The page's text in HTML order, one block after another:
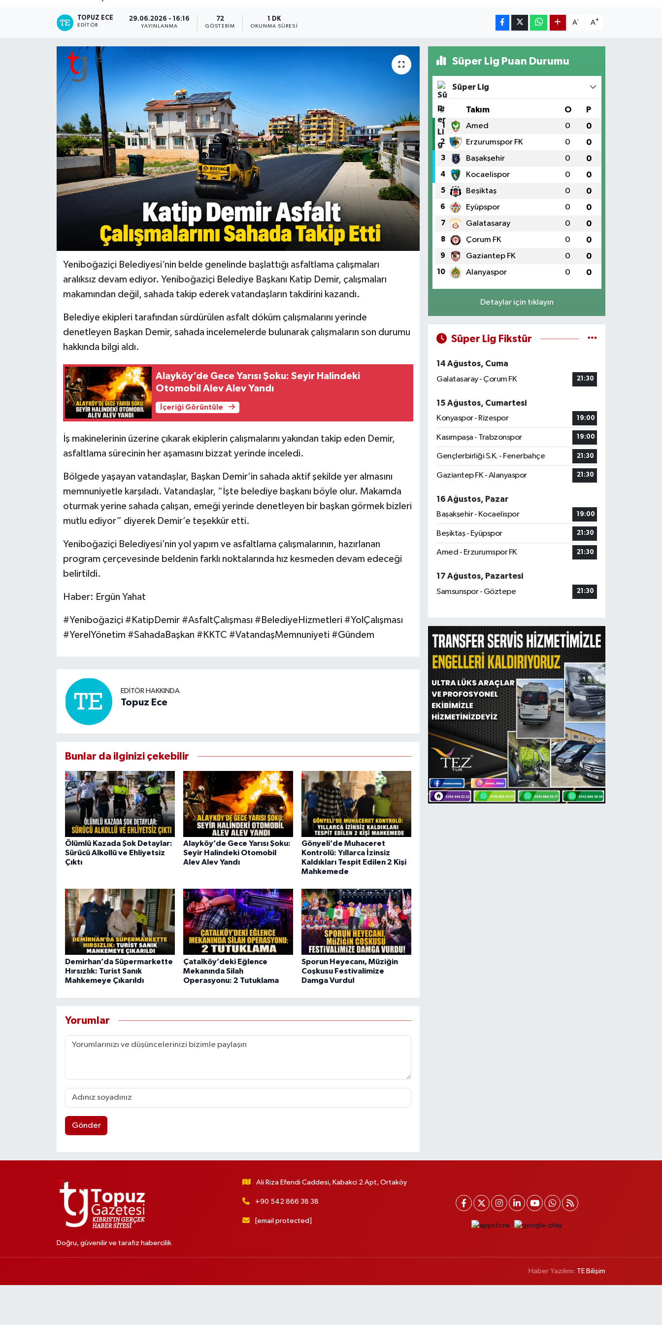
TOPUZ ECE
EDITÖR
29.06.2026 - 16:16
YAYINLANMA
72
GÖSTERIM
1 DK
OKUNMA SÜRESI
A- A+
Yeniboğaziçi Belediyesi’nin belde genelinde başlattığı asfaltlama çalışmaları
aralıksız devam ediyor. Yeniboğaziçi Belediye Başkanı Katip Demir, çalışmaları
makamından değil, sahada takip ederek vatandaşların takdirini kazandı.
Belediye ekipleri tarafından sürdürülen asfalt döküm çalışmalarını yerinde
denetleyen Başkan Demir, sahada incelemelerde bulunarak çalışmaların son durumu
hakkında bilgi aldı.
Alayköy’de Gece Yarısı Şoku: Seyir Halindeki
Otomobil Alev Alev Yandı
İçeriği Görüntüle
İş makinelerinin üzerine çıkarak ekiplerin çalışmalarını yakından takip eden Demir,
asfaltlama sürecinin her aşamasını bizzat yerinde inceledi.
Bölgede yaşayan vatandaşlar, Başkan Demir’in sahada aktif şekilde yer almasını
memnuniyetle karşıladı. Vatandaşlar, “İşte belediye başkanı böyle olur. Makamda
oturmak yerine sahada çalışan, emeği yerinde denetleyen bir başkan görmek bizleri
mutlu ediyor” diyerek Demir’e teşekkür etti.
Yeniboğaziçi Belediyesi’nin yol yapım ve asfaltlama çalışmalarının, hazırlanan
program çerçevesinde beldenin farklı noktalarında hız kesmeden devam edeceği
belirtildi.
Haber: Ergün Yahat
#Yeniboğaziçi #KatipDemir #AsfaltÇalışması #BelediyeHizmetleri #YolÇalışması
#YerelYönetim #SahadaBaşkan #KKTC #VatandaşMemnuniyeti #Gündem
EDITÖR HAKKINDA
Topuz Ece
Bunlar da ilginizi çekebilir
Ölümlü Kazada Şok Detaylar:
Sürücü Alkollü ve Ehliyetsiz
Çıktı
Alayköy’de Gece Yarısı Şoku:
Seyir Halindeki Otomobil
Alev Alev Yandı
Gönyeli’de Muhaceret
Kontrolü: Yıllarca İzinsiz
Kaldıkları Tespit Edilen 2 Kişi
Mahkemede
Demirhan’da Süpermarkette
Hırsızlık: Turist Sanık
Mahkemeye Çıkarıldı
Çatalköy’deki Eğlence
Mekanında Silah
Operasyonu: 2 Tutuklama
Sporun Heyecanı, Müziğin
Coşkusu Festivalimize
Damga Vurdu!
Yorumlar
Gönder
Süper Lig Puan Durumu
Süper Lig
# Takım O P
1 Amed 0 0
2 Erzurumspor FK 0 0
3 Başakşehir 0 0
4 Kocaelispor 0 0
5 Beşiktaş 0 0
6 Eyüpspor 0 0
7 Galatasaray 0 0
8 Çorum FK 0 0
9 Gaziantep FK 0 0
10 Alanyaspor 0 0
Detaylar için tıklayın
Süper Lig Fikstür
14 Ağustos, Cuma
Galatasaray - Çorum FK
21:30
15 Ağustos, Cumartesi
Konyaspor - Rizespor
19:00
Kasımpaşa - Trabzonspor 19:00
Gençlerbirliği S.K. - Fenerbahçe 21:30
Gaziantep FK - Alanyaspor 21:30
16 Ağustos, Pazar
Başakşehir - Kocaelispor
19:00
Beşiktaş - Eyüpspor 21:30
Amed - Erzurumspor FK 21:30
17 Ağustos, Pazartesi
Samsunspor - Göztepe
21:30
Doğru, güvenilir ve tarafız habercilik
Ali Riza Efendi Caddesi, Kabakci 2 Apt, Ortaköy
+90 542 866 38 38
[email protected]
Haber Yazılımı: TE Bilişim